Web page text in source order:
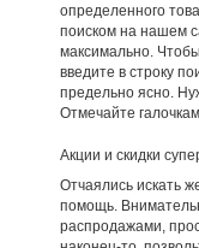
определенного
поиском на нашем
максимально.
введите в строку
предельно ясно.
Отмечайте
Акции и скидки
Отчаялись искать
помощь.
распродажами,